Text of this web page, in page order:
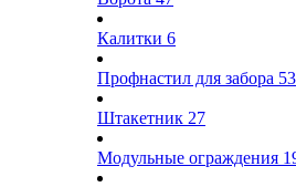
Калитки 6
Профнастил для забора 53
Штакетник 27
Модульные ограждения